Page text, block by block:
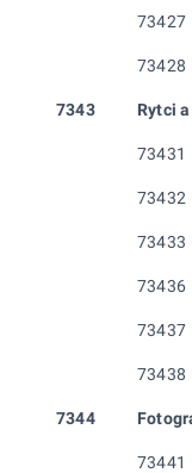
73427
73428
7343 Rytci
73431
73432
73433
73436
73437
73438
7344
73441